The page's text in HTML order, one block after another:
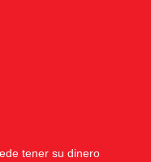
tener su dinero